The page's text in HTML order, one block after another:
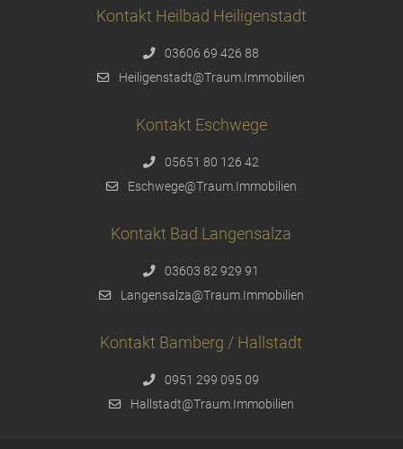
Kontakt Heilbad Heiligenstadt
03606 69 426 88
Heiligenstadt@Traum.Immobilien
Kontakt Eschwege
05651 80 126 42
Eschwege@Traum.Immobilien
Kontakt Bad Langensalza
03603 82 929 91
Langensalza@Traum.Immobilien
Kontakt Bamberg / Hallstadt
0951 299 095 09
Hallstadt@Traum.Immobilien